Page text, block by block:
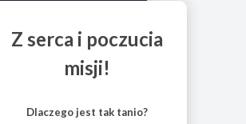
Z serca i poczucia
misji!
Dlaczego jest tak tanio?